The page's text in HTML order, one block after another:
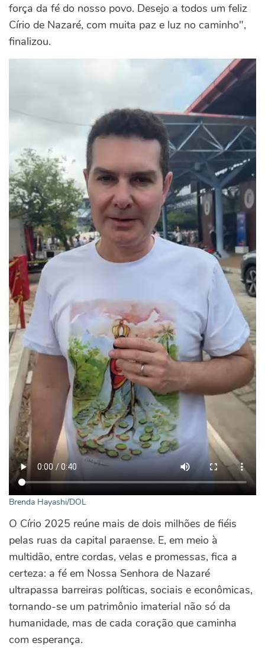
força da fé do nosso povo. Desejo a todos um feliz
Círio de Nazaré, com muita paz e luz no caminho",
finalizou.
Brenda Hayashi/DOL
O Círio 2025 reúne mais de dois milhões de fiéis
pelas ruas da capital paraense. E, em meio à
multidão, entre cordas, velas e promessas, fica a
certeza: a fé em Nossa Senhora de Nazaré
ultrapassa barreiras políticas, sociais e econômicas,
tornando-se um patrimônio imaterial não só da
humanidade, mas de cada coração que caminha
com esperança.